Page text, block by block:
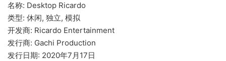
名称: Desktop Ricardo
类型: 休闲, 独立, 模拟
开发商: Ricardo Entertainment
发行商: Gachi Production
发行日期: 2020年7月17日